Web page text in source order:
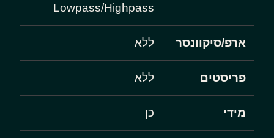
Lowpass/Highpass
ארפ/סיקוונסר ללא
פריסטים ללא
מידי כן